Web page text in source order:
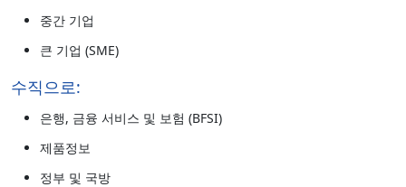
중간 기업
큰 기업 (SME)
수직으로:
은행, 금융 서비스 및 보험 (BFSI)
제품정보
정부 및 국방